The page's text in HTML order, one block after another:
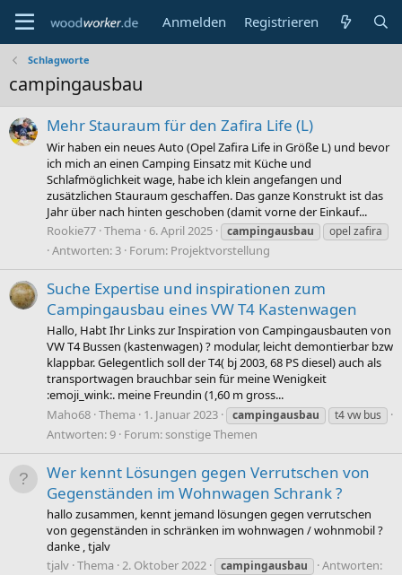
Anmelden Registrieren
Schlagworte
campingausbau
Mehr Stauraum für den Zafira Life (L)
Wir haben ein neues Auto (Opel Zafira Life in Größe L) und bevor
ich mich an einen Camping Einsatz mit Küche und
Schlafmöglichkeit wage, habe ich klein angefangen und
zusätzlichen Stauraum geschaffen. Das ganze Konstrukt ist das
Jahr über nach hinten geschoben (damit vorne der Einkauf...
Rookie77 Thema 6. April 2025 campingausbau opel zafira
Antworten: 3 Forum: Projektvorstellung
Suche Expertise und inspirationen zum
Campingausbau eines VW T4 Kastenwagen
Hallo, Habt Ihr Links zur Inspiration von Campingausbauten von
VW T4 Bussen (kastenwagen) ? modular, leicht demontierbar bzw
klappbar. Gelegentlich soll der T4( bj 2003, 68 PS diesel) auch als
transportwagen brauchbar sein für meine Wenigkeit
:emoji_wink:. meine Freundin (1,60 m gross...
Maho68 Thema 1. Januar 2023 campingausbau t4 vw bus
Antworten: 9 Forum:sonstige Themen
Wer kennt Lösungen gegen Verrutschen von
Gegenständen im Wohnwagen Schrank ?
hallo zusammen, kennt jemand lösungen gegen verrutschen
von gegenständen in schränken im wohnwagen / wohnmobil ?
danke , tjalv
tjalv Thema 2. Oktober 2022 campingausbau
Antworten: